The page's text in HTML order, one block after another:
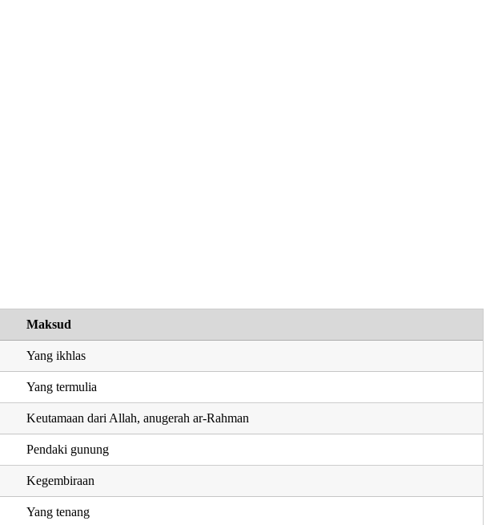
Maksud
Yang ikhlas
Yang termulia
Keutamaan dari Allah, anugerah ar-Rahman
Pendaki gunung
Kegembiraan
Yang tenang